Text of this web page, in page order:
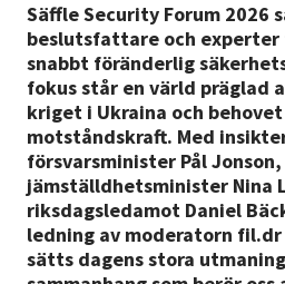
Säffle Security Forum 2026
beslutsfattare och experter
snabbt föränderlig
fokus står en värld präglad
kriget i Ukraina och
motståndskraft. Med
försvarsminister Pål Jonson,
jämställdhetsminister Nina
riksdagsledamot Daniel
ledning av moderatorn fil.dr
sätts dagens stora